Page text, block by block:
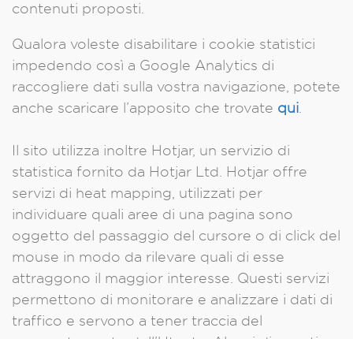
contenuti proposti.
Qualora voleste disabilitare i cookie statistici
impedendo così a Google Analytics di
raccogliere dati sulla vostra navigazione, potete
anche scaricare l’apposito che trovate qui
Il sito utilizza inoltre Hotjar, un servizio di
statistica fornito da Hotjar Ltd. Hotjar offre
servizi di heat mapping, utilizzati per
individuare quali aree di una pagina sono
oggetto del passaggio del cursore o di click del
mouse in modo da rilevare quali di esse
attraggono il maggior interesse. Questi servizi
permettono di monitorare e analizzare i dati di
traffico e servono a tener traccia del